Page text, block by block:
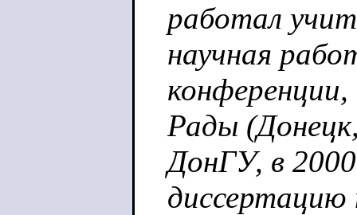
работал
научная
Рады
ДонГУ, в
диссертацию